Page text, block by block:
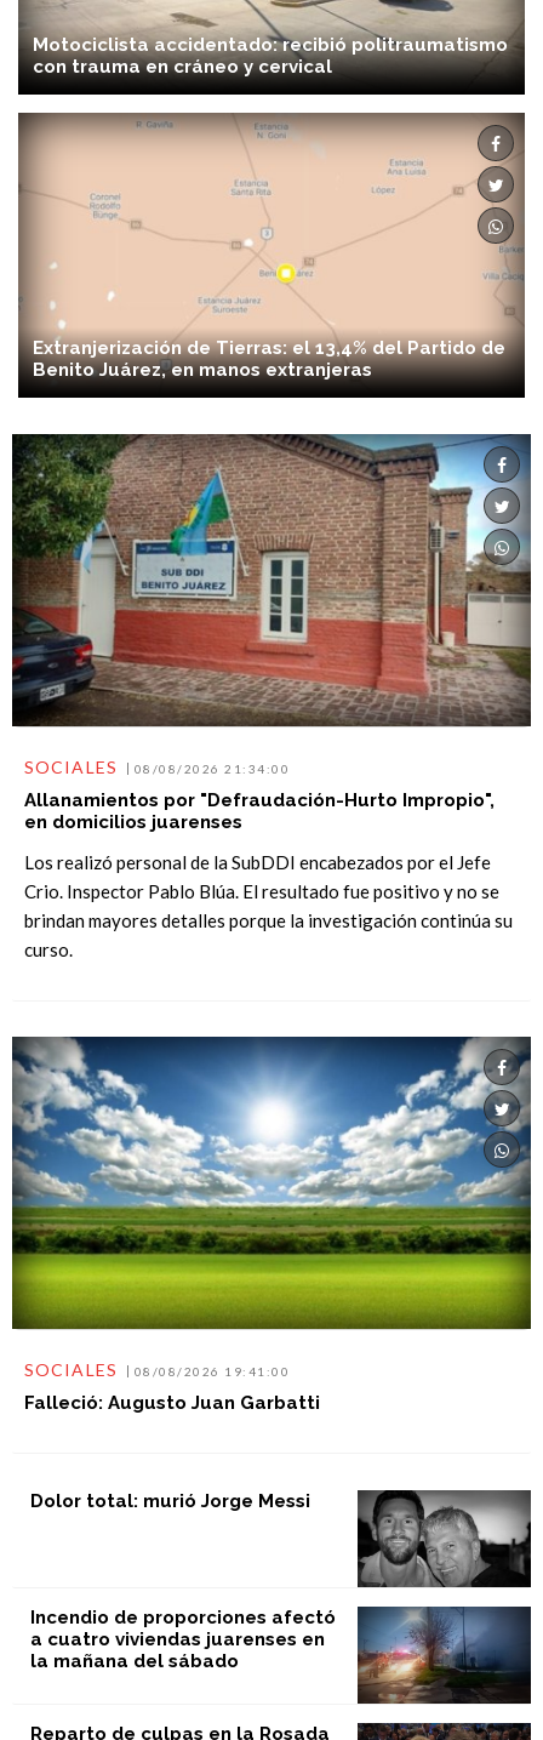
Motociclista accidentado: recibió politraumatismo
con trauma en cráneo y cervical
Extranjerización de Tierras: el 13,4% del Partido de
Benito Juárez, en manos extranjeras
SOCIALES 08/08/2026 21:34:00
Allanamientos por "Defraudación-Hurto Impropio",
en domicilios juarenses
Los realizó personal de la SubDDI encabezados por el Jefe
Crio. Inspector Pablo Blúa. El resultado fue positivo y no se
brindan mayores detalles porque la investigación continúa su
curso.
SOCIALES 08/08/2026 19:41:00
Falleció: Augusto Juan Garbatti
Dolor total: murió Jorge Messi
Incendio de proporciones afectó
a cuatro viviendas juarenses en
la mañana del sábado
Reparto de culpas en la Rosada